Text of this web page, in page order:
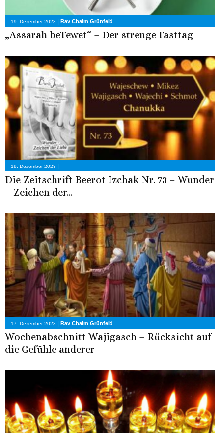
19. Dezember 2023 | Rav Chaim Grünfeld
„Assarah beTewet“ – Der strenge Fasttag
19. Dezember 2023 |
Die Zeitschrift Beerot Izchak Nr. 73 – Wunder
– Zeichen der...
17. Dezember 2023 Rav Chaim Grünfeld
Wochenabschnitt Wajigasch – Rücksicht auf
die Gefühle anderer